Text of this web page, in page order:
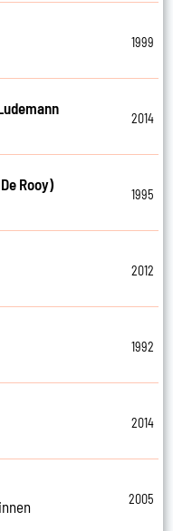
1999
2014
Rooy)
1995
2012
1992
2014
2005